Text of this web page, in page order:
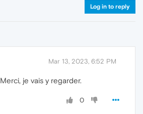
Log in to reply
Mar 13, 2023, 6:52 PM
Merci, je vais y regarder.
0